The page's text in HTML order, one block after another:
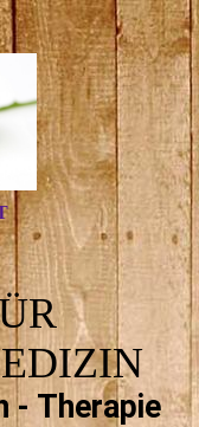
- Therapie